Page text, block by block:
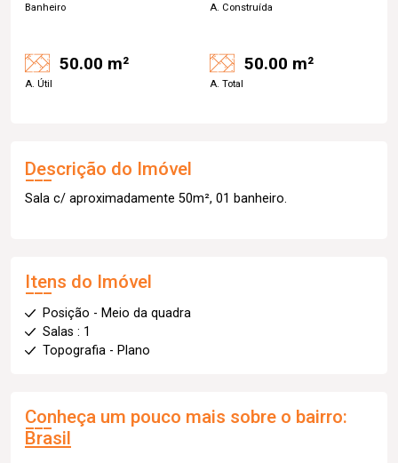
Banheiro A. Construída
50.00 m²
A. Útil
50.00 m²
A. Total
Descrição do Imóvel
Sala c/ aproximadamente 50m², 01 banheiro.
Itens do Imóvel
Posição - Meio da quadra
Salas : 1
Topografia - Plano
Conheça um pouco mais sobre o bairro:
Brasil